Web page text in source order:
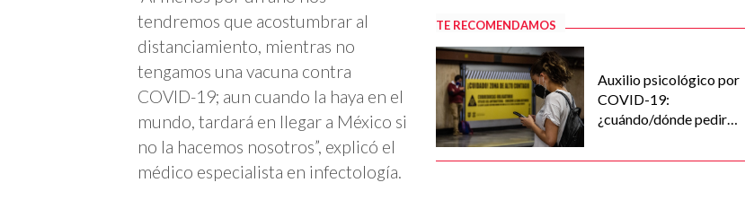
TE RECOMENDAMOS
Auxilio psicológico por
COVID-19:
¿cuándo/dónde pedir
tendremos que acostumbrar al
distanciamiento, mientras no
tengamos una vacuna contra
COVID-19; aun cuando la haya en el
mundo, tardará en llegar a México si
no la hacemos nosotros”, explicó el
médico especialista en infectología.